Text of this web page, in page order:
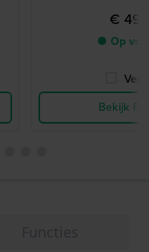
€
● Op
Bekijk